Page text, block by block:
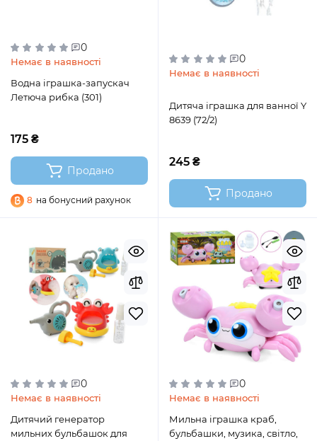
0
Немає в наявності
Водна іграшка-запускач
Летюча рибка (301)
175 ₴
Продано
8 на бонусний рахунок
0
Немає в наявності
Дитяча іграшка для ванної Y
8639 (72/2)
245 ₴
Продано
0
Немає в наявності
Дитячий генератор
мильних бульбашок для
0
Немає в наявності
Мильна іграшка краб,
бульбашки, музика, світло,